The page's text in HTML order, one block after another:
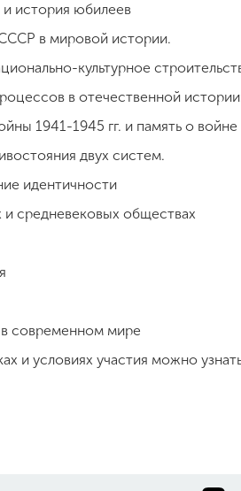
история юбилеев
в мировой истории.
культурное
в отечественной
1941-1945 гг. и память о
двух систем.
идентичности
средневековых обществах
современном мире
и условиях участия можно